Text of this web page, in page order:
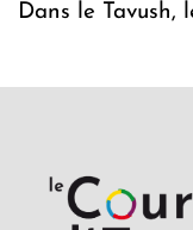
Dans le Tavush,